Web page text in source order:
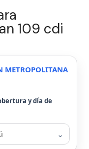
109 cdi
METROPOLITANA
y día de
⌄